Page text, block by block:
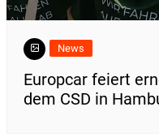
News
Europcar feiert
dem CSD in